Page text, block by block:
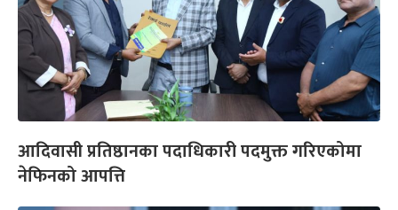
आदिवासी प्रतिष्ठानका पदाधिकारी पदमुक्त गरिएकोमा
नेफिनको आपत्ति